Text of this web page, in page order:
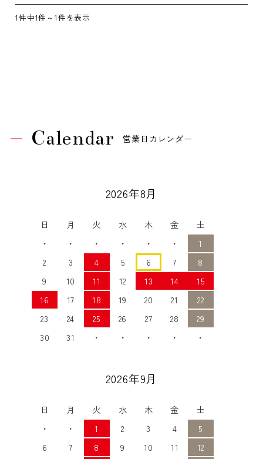
1件中1件～1件を表示
Calendar 営業日カレンダー
2026年8月
日 月 火 水 木 金
土
・
・ ・ ・ ・ ・
1
2
3 4 5 6 7
8
9
10 11 12 13 14
15
16
17 18 19 20 21
22
23
24 25 26 27 28
29
30
31 ・ ・ ・ ・ ・
2026年9月
日 月 火 水 木 金
土
・
・ 1 2 3 4
5
6
7 8 9 10 11
12